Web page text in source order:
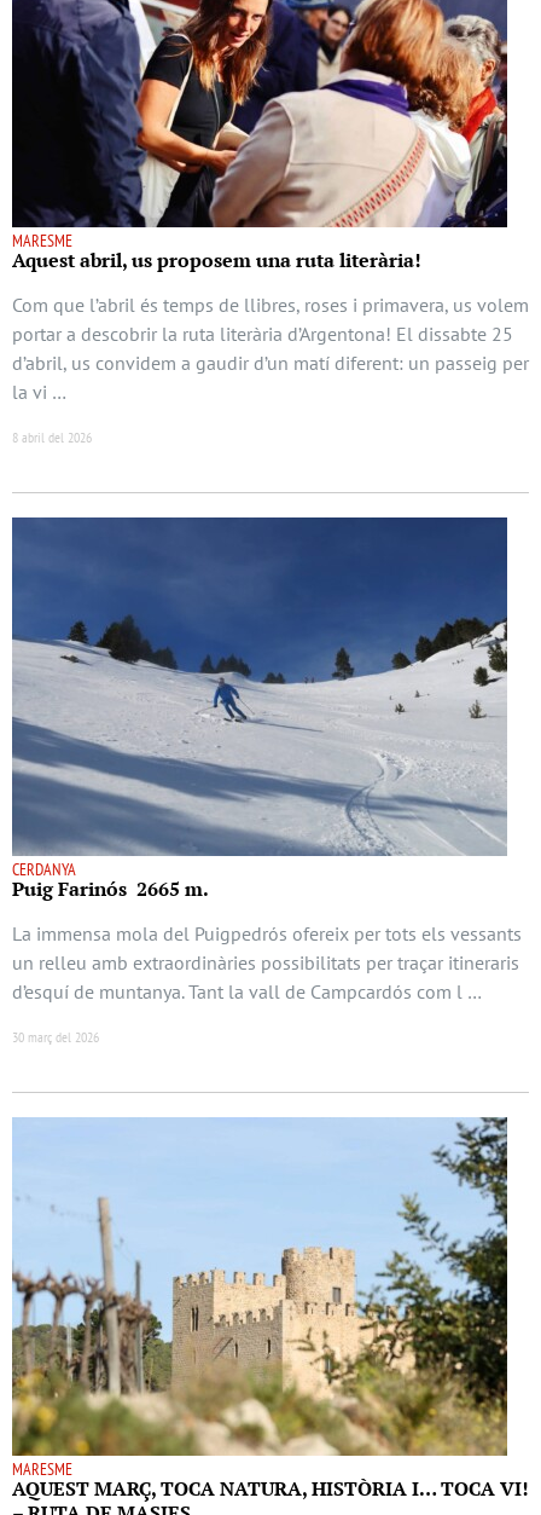
MARESME
Aquest abril, us proposem una ruta literària!
Com que l’abril és temps de llibres, roses i primavera, us volem
portar a descobrir la ruta literària d’Argentona! El dissabte 25
d’abril, us convidem a gaudir d’un matí diferent: un passeig per
la vi …
8 abril del 2026
CERDANYA
Puig Farinós 2665 m.
La immensa mola del Puigpedrós ofereix per tots els vessants
un relleu amb extraordinàries possibilitats per traçar itineraris
d’esquí de muntanya. Tant la vall de Campcardós com l …
30 març del 2026
MARESME
AQUEST MARÇ, TOCA NATURA, HISTÒRIA I… TOCA VI!